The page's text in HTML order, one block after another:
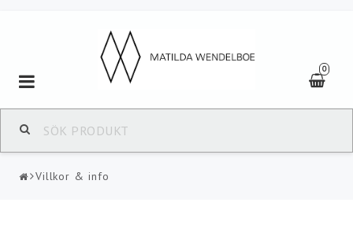
0
Toggle
navigation
Villkor & info